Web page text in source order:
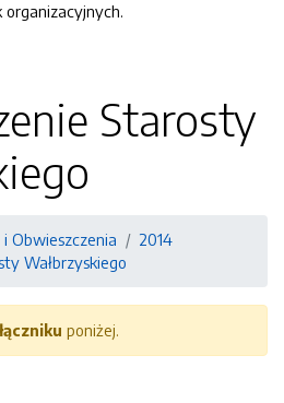
organizacyjnych.
Starosty
i Obwieszczenia
2014
Wałbrzyskiego
poniżej.